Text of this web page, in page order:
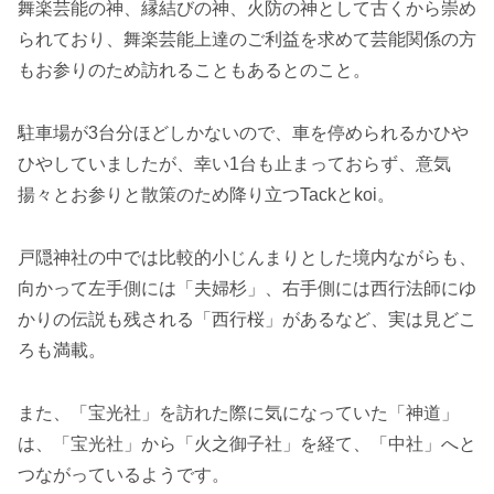
舞楽芸能の神、縁結びの神、火防の神として古くから崇め
られており、舞楽芸能上達のご利益を求めて芸能関係の方
もお参りのため訪れることもあるとのこと。
駐車場が3台分ほどしかないので、車を停められるかひや
ひやしていましたが、幸い1台も止まっておらず、意気
揚々とお参りと散策のため降り立つTackとkoi。
戸隠神社の中では比較的小じんまりとした境内ながらも、
向かって左手側には「夫婦杉」、右手側には西行法師にゆ
かりの伝説も残される「西行桜」があるなど、実は見どこ
ろも満載。
また、「宝光社」を訪れた際に気になっていた「神道」
は、「宝光社」から「火之御子社」を経て、「中社」へと
つながっているようです。